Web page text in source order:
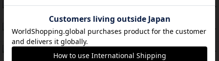
39 PT
海兵隊
39 PT
紹介文なし 1件の投稿
PT
フリップ７：復讐心とともに
紹介文なし 2件の投稿